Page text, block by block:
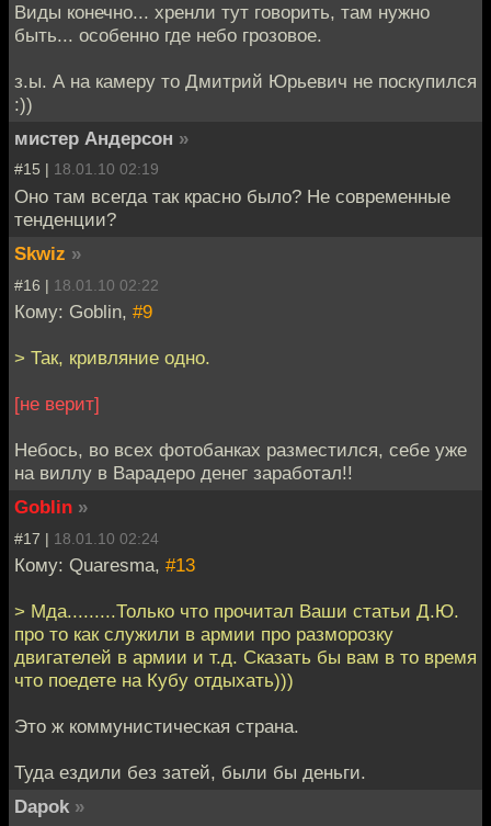
Виды конечно... хренли тут говорить, там нужно
быть... особенно где небо грозовое.
з.ы. А на камеру то Дмитрий Юрьевич не поскупился
:))
мистер Андерсон »
#15 | 18.01.10 02:19
Оно там всегда так красно было? Не современные
тенденции?
Skwiz »
#16 | 18.01.10 02:22
Кому: Goblin, #9
> Так, кривляние одно.
[не верит]
Небось, во всех фотобанках разместился, себе уже
на виллу в Варадеро денег заработал!!
Goblin »
#17 | 18.01.10 02:24
Кому: Quaresma, #13
> Мда.........Только что прочитал Ваши статьи Д.Ю.
про то как служили в армии про разморозку
двигателей в армии и т.д. Сказать бы вам в то время
что поедете на Кубу отдыхать)))
Это ж коммунистическая страна.
Туда ездили без затей, были бы деньги.
Dapok »